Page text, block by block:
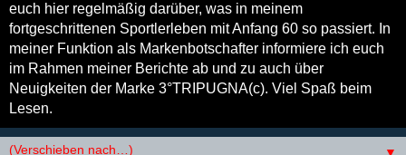
euch hier regelmäßig darüber, was in meinem
fortgeschrittenen Sportlerleben mit Anfang 60 so passiert. In
meiner Funktion als Markenbotschafter informiere ich euch
im Rahmen meiner Berichte ab und zu auch über
Neuigkeiten der Marke 3°TRIPUGNA(c). Viel Spaß beim
Lesen.